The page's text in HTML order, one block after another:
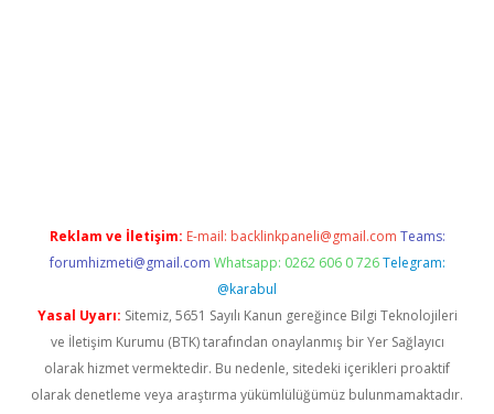
Reklam ve İletişim: E-mail: backlinkpaneli@gmail.com Teams:
forumhizmeti@gmail.com Whatsapp: 0262 606 0 726 Telegram:
@karabul
Yasal Uyarı: Sitemiz, 5651 Sayılı Kanun gereğince Bilgi Teknolojileri
ve İletişim Kurumu (BTK) tarafından onaylanmış bir Yer Sağlayıcı
olarak hizmet vermektedir. Bu nedenle, sitedeki içerikleri proaktif
olarak denetleme veya araştırma yükümlülüğümüz bulunmamaktadır.